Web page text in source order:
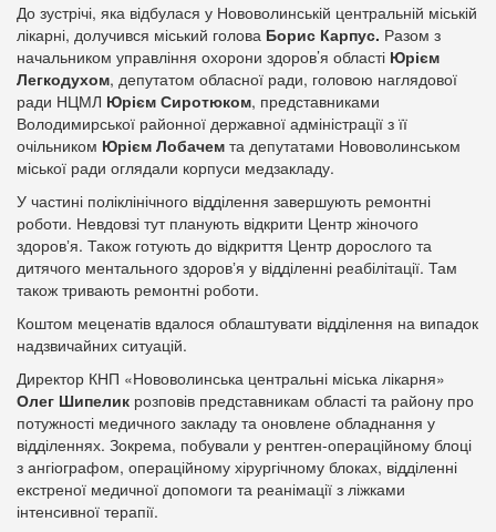
До зустрічі, яка відбулася у Нововолинській центральній міській
лікарні, долучився міський голова Борис Карпус. Разом з
начальником управління охорони здоров’я області Юрієм
Легкодухом, депутатом обласної ради, головою наглядової
ради НЦМЛ Юрієм Сиротюком, представниками
Володимирської районної державної адміністрації з її
очільником Юрієм Лобачем та депутатами Нововолинськом
міської ради оглядали корпуси медзакладу.
У частині поліклінічного відділення завершують ремонтні
роботи. Невдовзі тут планують відкрити Центр жіночого
здоровʼя. Також готують до відкриття Центр дорослого та
дитячого ментального здоровʼя у відділенні реабілітації. Там
також тривають ремонтні роботи.
Коштом меценатів вдалося облаштувати відділення на випадок
надзвичайних ситуацій.
Директор КНП «Нововолинська центральні міська лікарня»
Олег Шипелик розповів представникам області та району про
потужності медичного закладу та оновлене обладнання у
відділеннях. Зокрема, побували у рентген-операційному блоці
з ангіографом, операційному хірургічному блоках, відділенні
екстреної медичної допомоги та реанімації з ліжками
інтенсивної терапії.